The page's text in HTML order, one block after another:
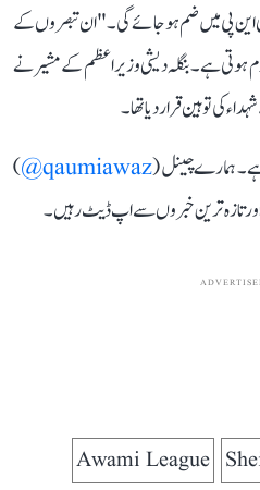
این پی میں ضم ہو جائے گی۔" ان تبصروں کے
ہوتی ہے۔ بنگلہ دیشی وزیراعظم کے مشیر نے
کی توہین قرار دیا تھا۔
ہے۔ ہمارے چینل (qaumiawaz@
)
تازہ ترین خبروں سے اپ ڈیٹ رہیں۔
Awami League